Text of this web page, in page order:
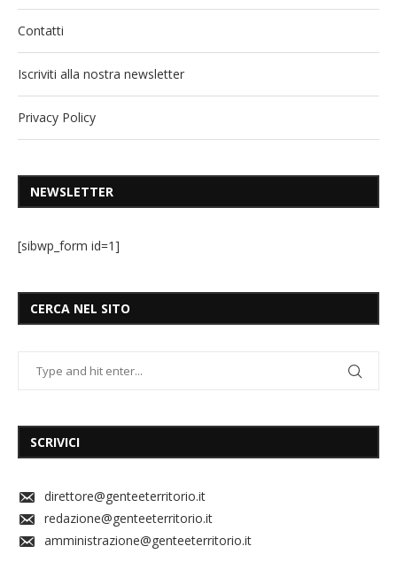
Contatti
Iscriviti alla nostra newsletter
Privacy Policy
NEWSLETTER
[sibwp_form id=1]
CERCA NEL SITO
SCRIVICI
direttore@genteeterritorio.it
redazione@genteeterritorio.it
amministrazione@genteeterritorio.it